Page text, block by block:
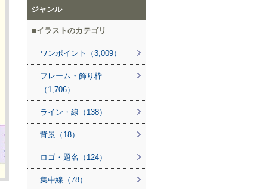
ジャンル
イラストのカテゴリ
ワンポイント（3,009）
フレーム・飾り枠
（1,706）
ライン・線（138）
背景（18）
ロゴ・題名（124）
集中線（78）